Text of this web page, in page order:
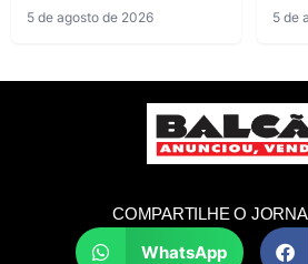
5 de agosto de 2026 5 de
COMPARTILHE O
WhatsApp